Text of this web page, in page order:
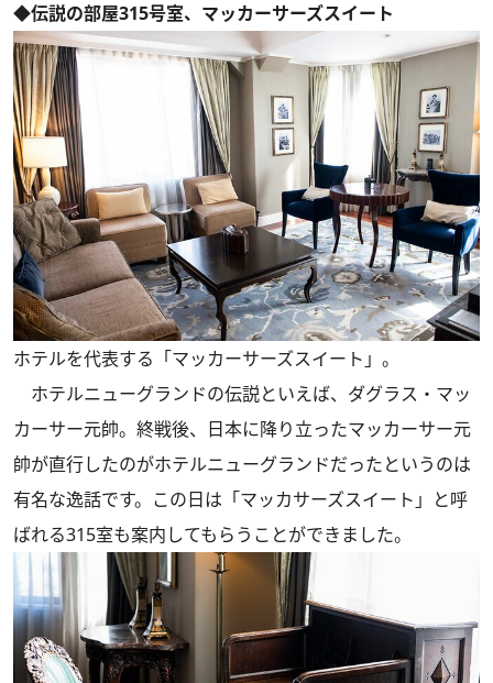
◆伝説の部屋315号室、マッカーサーズスイート
ホテルを代表する「マッカーサーズスイート」。
ホテルニューグランドの伝説といえば、ダグラス・マッ
カーサー元帥。終戦後、日本に降り立ったマッカーサー元
帥が直行したのがホテルニューグランドだったというのは
有名な逸話です。この日は「マッカサーズスイート」と呼
ばれる315室も案内してもらうことができました。